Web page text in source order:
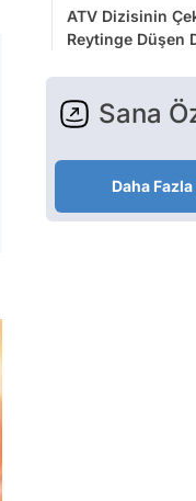
ATV Dizisinin
Reytinge Düşen
Sana
Daha